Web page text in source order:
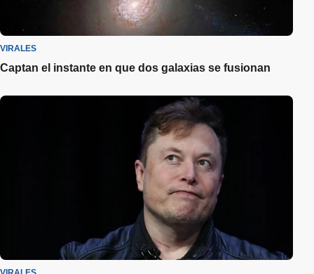
VIRALES
Captan el instante en que dos galaxias se fusionan